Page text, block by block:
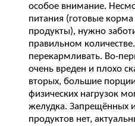
особое внимание.
питания (готовые
продукты), нужно
правильном
перекармливать. Во-
очень вреден и плохо
вторых, большие
физических нагрузок
желудка. Запрещённых
продуктов нет,